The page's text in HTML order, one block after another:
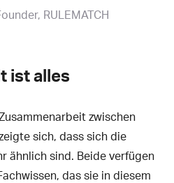
RULEMATCH
ist alles
zwischen
sich, dass sich die
ähnlich sind. Beide verfügen
das sie in diesem